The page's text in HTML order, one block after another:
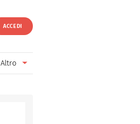
ACCEDI
Altro